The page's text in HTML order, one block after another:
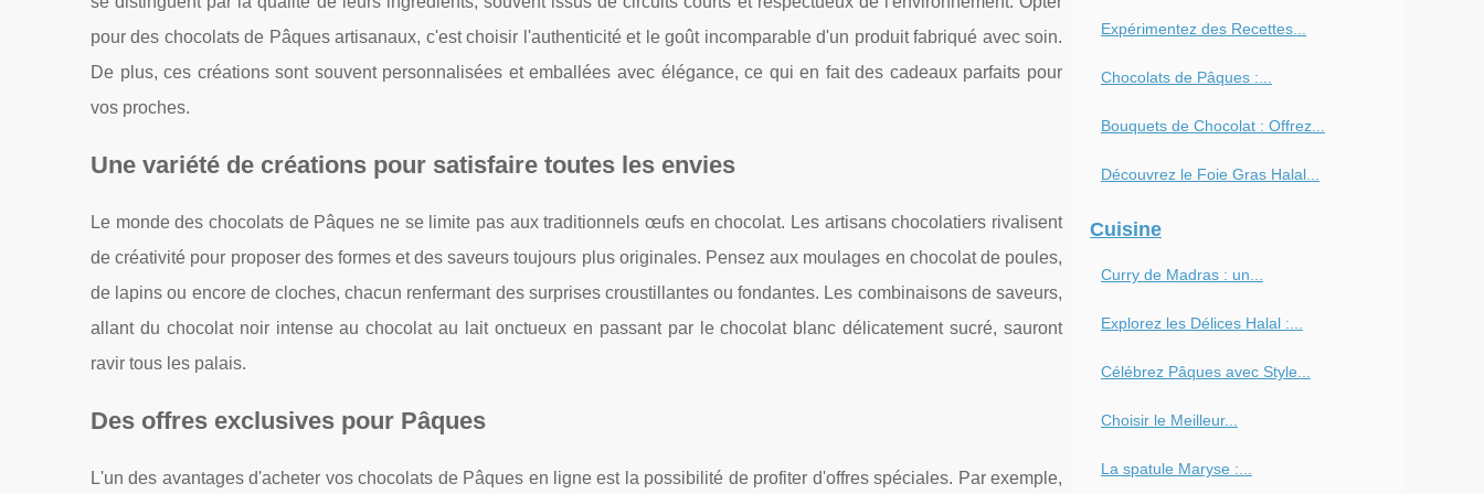
pour des chocolats de Pâques artisanaux, c'est choisir l'authenticité et le goût incomparable d'un produit fabriqué avec soin.
De plus, ces créations sont souvent personnalisées et emballées avec élégance, ce qui en fait des cadeaux parfaits pour
vos proches.
Une variété de créations pour satisfaire toutes les envies
Le monde des chocolats de Pâques ne se limite pas aux traditionnels œufs en chocolat. Les artisans chocolatiers rivalisent
de créativité pour proposer des formes et des saveurs toujours plus originales. Pensez aux moulages en chocolat de poules,
de lapins ou encore de cloches, chacun renfermant des surprises croustillantes ou fondantes. Les combinaisons de saveurs,
allant du chocolat noir intense au chocolat au lait onctueux en passant par le chocolat blanc délicatement sucré, sauront
ravir tous les palais.
Des offres exclusives pour Pâques
L'un des avantages d'acheter vos chocolats de Pâques en ligne est la possibilité de profiter d'offres spéciales. Par exemple,
Expérimentez des Recettes...
Chocolats de Pâques :...
Bouquets de Chocolat : Offrez...
Découvrez le Foie Gras Halal...
Cuisine
Curry de Madras : un...
Explorez les Délices Halal :...
Célébrez Pâques avec Style...
Choisir le Meilleur...
La spatule Maryse :...